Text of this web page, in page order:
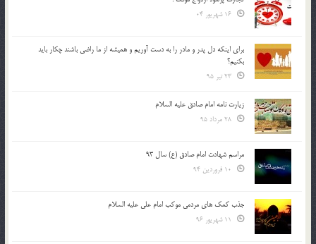
براي اينكه دل پدر و مادر را به دست آوريم و هميشه از ما راضي باشند چكار بايد
بكنيم؟
زیارت نامه امام صادق علیه السلام
مراسم شهادت امام صادق (ع) سال 93
جذب کمک های مردمی موکب امام علی علیه السلام